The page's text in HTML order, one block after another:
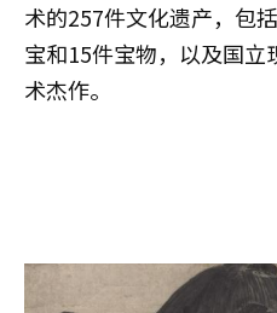
术的257件文化遗产，包
宝和15件宝物，以及国
术杰作。